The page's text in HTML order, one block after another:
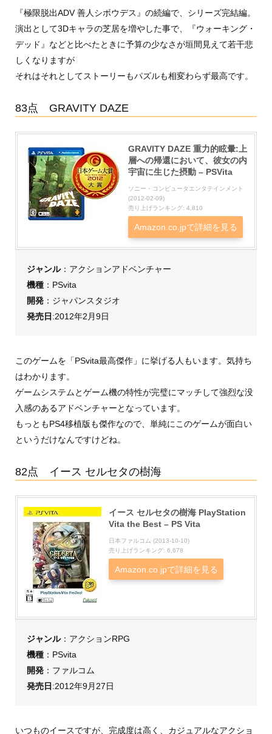
『極限脱出ADV 善人シボウデス』の続編で、シリーズ完結編。
演出として3Dキャラの芝居を増やした事で、『ウォーキング・
デッド』などと比べたときに予算の少なさが垣間見えて若干悲
しくなりますが
それはそれとしてストーリーもパズルも相変わらず最高です。
83点 GRAVITY DAZE
GRAVITY DAZE 重力的眩暈:上
層への帰還において、彼女の内
宇宙に生じた摂動 – PSVita
ソニー・コンピュータエンタテインメント
(2012-02-09)
売り上げランキング: 4,810
Amazon.co.jpで詳細を見る
ジャンル：アクションアドベンチャー
機種：PSvita
開発：ジャパンスタジオ
発売日 :2012年2月9日
このゲームを「PSvita最高傑作」に挙げる人もいます。気持ち
はわかります。
ゲームシステムとゲーム機の特性が完璧にマッチして強烈な没
入感のあるアドベンチャーとなっています。
もっともPS4移植版も傑作なので、単純にこのゲームが面白い
というだけなんですけどね。
82点 イース セルセタの樹海
イース セルセタの樹海 PlayStation
Vita the Best – PS Vita
日本ファルコム (2013-10-10)
売り上げランキング: 6,678
Amazon.co.jpで詳細を見る
ジャンル：アクションRPG
機種：PSvita
開発：ファルコム
発売日 :2012年9月27日
いつものイースですが、完成度は高く、カジュアルなアクショ